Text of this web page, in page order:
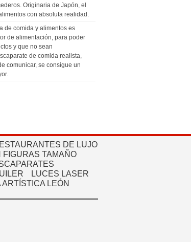
Originaria de Japón, el
con absoluta realidad.
de comida y alimentos es
de alimentación, para poder
y que no sean
de comida realista,
comunicar, se consigue un
DE LUJO
FIGURAS TAMAÑO
LUCES LASER
ARTÍSTICA LEÓN